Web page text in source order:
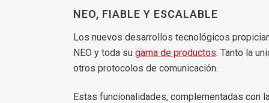
NEO, FIABLE Y ESCALABLE
Los nuevos desarrollos tecnológicos
NEO y toda su gama de productos. Tanto la
otros protocolos de comunicación.
Estas funcionalidades, complementadas con